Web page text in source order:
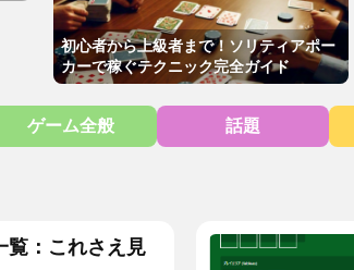
初心者から上級者まで！ソリティアポー
カーで稼ぐテクニック完全ガイド
ゲーム全般 話題
覧：これさえ見